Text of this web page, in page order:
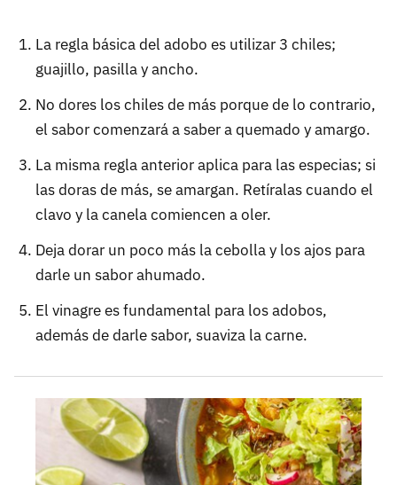
La regla básica del adobo es utilizar 3 chiles;
guajillo, pasilla y ancho.
No dores los chiles de más porque de lo contrario,
el sabor comenzará a saber a quemado y amargo.
La misma regla anterior aplica para las especias; si
las doras de más, se amargan. Retíralas cuando el
clavo y la canela comiencen a oler.
Deja dorar un poco más la cebolla y los ajos para
darle un sabor ahumado.
El vinagre es fundamental para los adobos,
además de darle sabor, suaviza la carne.